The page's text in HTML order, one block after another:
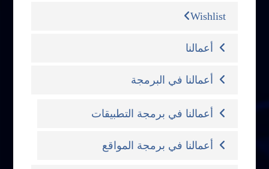
Wishlist
أعمالنا
أعمالنا في البرمجة
أعمالنا في برمجة التطبيقات
أعمالنا في برمجة المواقع